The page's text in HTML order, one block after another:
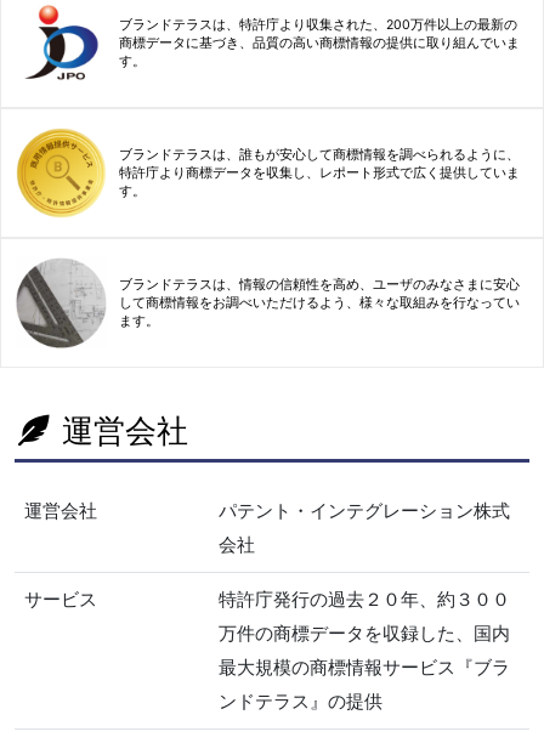
ブランドテラスは、特許庁より収集された、200万件以上の最新の
商標データに基づき、品質の高い商標情報の提供に取り組んでいま
す。
ブランドテラスは、誰もが安心して商標情報を調べられるように、
特許庁より商標データを収集し、レポート形式で広く提供していま
す。
ブランドテラスは、情報の信頼性を高め、ユーザのみなさまに安心
して商標情報をお調べいただけるよう、様々な取組みを行なってい
ます。
運営会社
運営会社
パテント・インテグレーション株式
会社
サービス
特許庁発行の過去２０年、約３００
万件の商標データを収録した、国内
最大規模の商標情報サービス『ブラ
ンドテラス』の提供